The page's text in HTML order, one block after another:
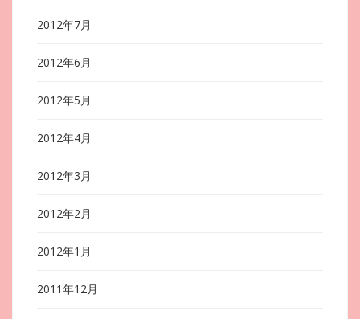
2012年7月
2012年6月
2012年5月
2012年4月
2012年3月
2012年2月
2012年1月
2011年12月